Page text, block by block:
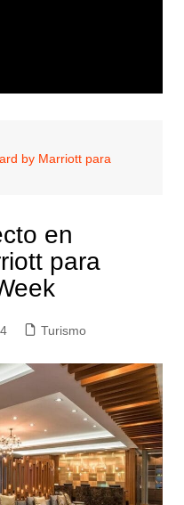
by Marriott para
en
para
Turismo